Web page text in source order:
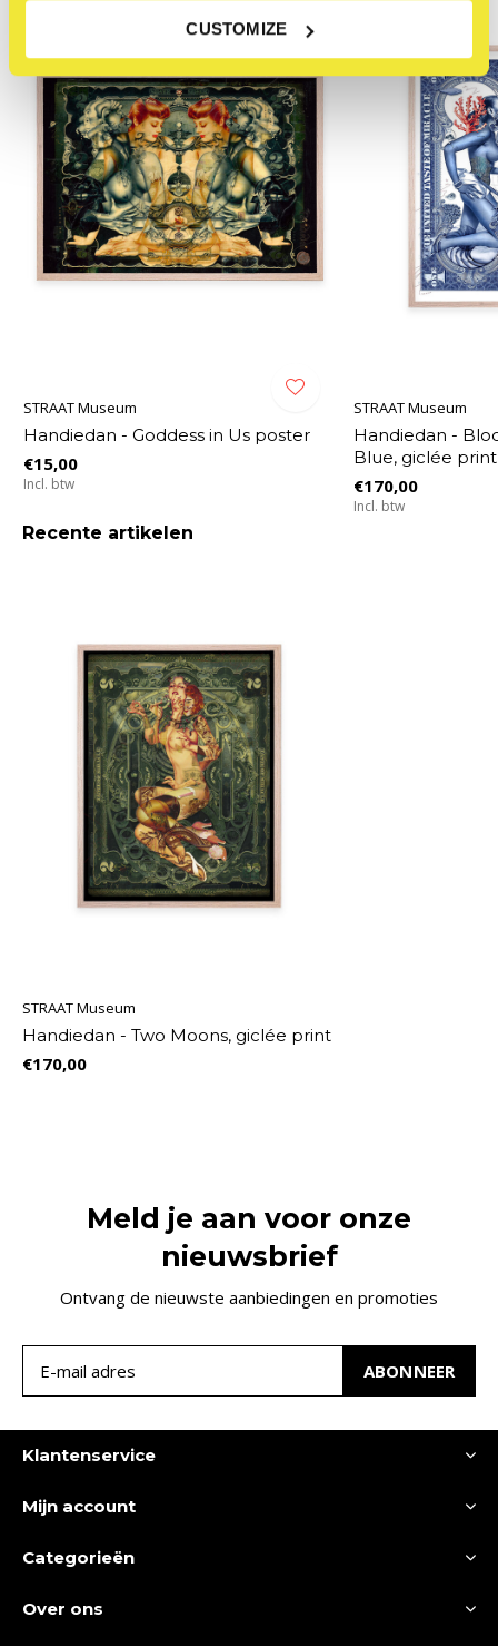
CUSTOMIZE
STRAAT Museum
Handiedan - Goddess in Us poster
€15,00
Incl. btw
STRAAT Museum
Handiedan -
Blue, giclée print
€170,00
Incl. btw
Recente artikelen
STRAAT Museum
Handiedan - Two Moons, giclée print
€170,00
Meld je aan voor onze
nieuwsbrief
Ontvang de nieuwste aanbiedingen en promoties
ABONNEER
Klantenservice
Mijn account
Categorieën
Over ons